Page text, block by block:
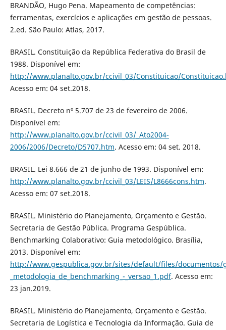
BRANDÃO, Hugo Pena. Mapeamento de competências:
ferramentas, exercícios e aplicações em gestão de pessoas.
2.ed. São Paulo: Atlas, 2017.
BRASIL. Constituição da República Federativa do Brasil de
1988. Disponível em:
http://www.planalto.gov.br/ccivil_03/Constituicao/
Acesso em: 04 set.2018.
BRASIL. Decreto nº 5.707 de 23 de fevereiro de 2006.
Disponível em:
http://www.planalto.gov.br/ccivil_03/_Ato2004-
2006/2006/Decreto/D5707.htm. Acesso em: 04 set. 2018.
BRASIL. Lei 8.666 de 21 de junho de 1993. Disponível em:
http://www.planalto.gov.br/ccivil_03/LEIS/L8666cons.htm.
Acesso em: 07 set.2018.
BRASIL. Ministério do Planejamento, Orçamento e Gestão.
Secretaria de Gestão Pública. Programa Gespública.
Benchmarking Colaborativo: Guia metodológico. Brasília,
2013. Disponível em:
http://www.gespublica.gov.br/sites/default/files/documentos/
_metodologia_de_benchmarking_-_versao_1.pdf. Acesso em:
23 jan.2019.
BRASIL. Ministério do Planejamento, Orçamento e Gestão.
Secretaria de Logística e Tecnologia da Informação. Guia de